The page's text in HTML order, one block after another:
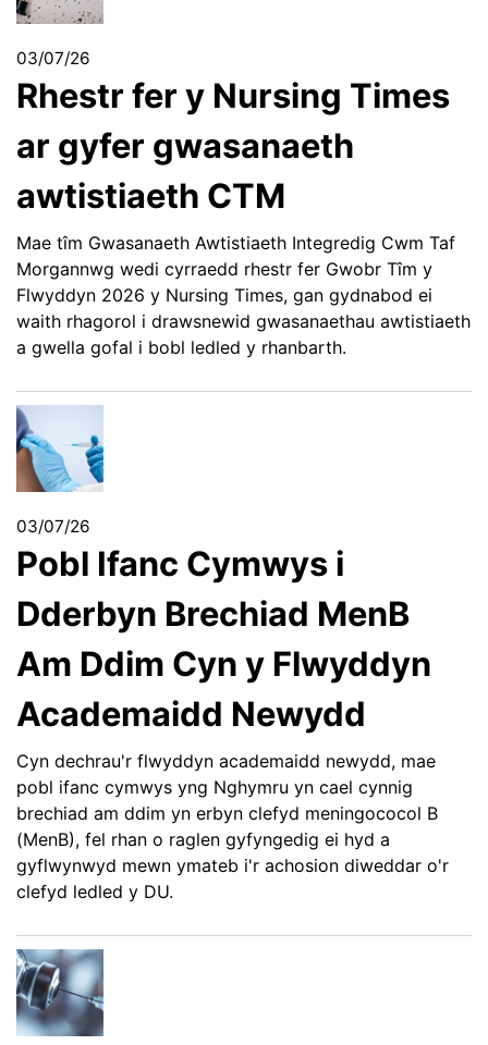
03/07/26
Rhestr fer y Nursing Times
ar gyfer gwasanaeth
awtistiaeth CTM
Mae tîm Gwasanaeth Awtistiaeth Integredig Cwm Taf
Morgannwg wedi cyrraedd rhestr fer Gwobr Tîm y
Flwyddyn 2026 y Nursing Times, gan gydnabod ei
waith rhagorol i drawsnewid gwasanaethau awtistiaeth
a gwella gofal i bobl ledled y rhanbarth.
03/07/26
Pobl Ifanc Cymwys i
Dderbyn Brechiad MenB
Am Ddim Cyn y Flwyddyn
Academaidd Newydd
Cyn dechrau'r flwyddyn academaidd newydd, mae
pobl ifanc cymwys yng Nghymru yn cael cynnig
brechiad am ddim yn erbyn clefyd meningococol B
(MenB), fel rhan o raglen gyfyngedig ei hyd a
gyflwynwyd mewn ymateb i'r achosion diweddar o'r
clefyd ledled y DU.